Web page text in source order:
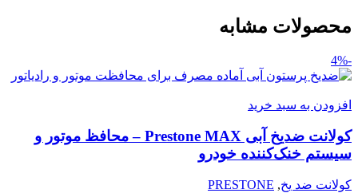
محصولات مشابه
-4%
افزودن به سبد خرید
کولانت ضدیخ آبی Prestone MAX – محافظ موتور و
سیستم خنک‌کننده خودرو
کولانت ضد یخ,
PRESTONE